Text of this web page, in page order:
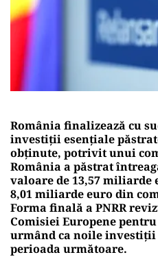
România finalizează cu
investiții esențiale
obținute, potrivit unui
România a păstrat
valoare de 13,57 miliarde
8,01 miliarde euro din
Forma finală a PNRR
Comisiei Europene
urmând ca noile
perioada următoare.